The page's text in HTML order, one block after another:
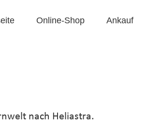
Online-Shop Ankauf
nach Heliastra.